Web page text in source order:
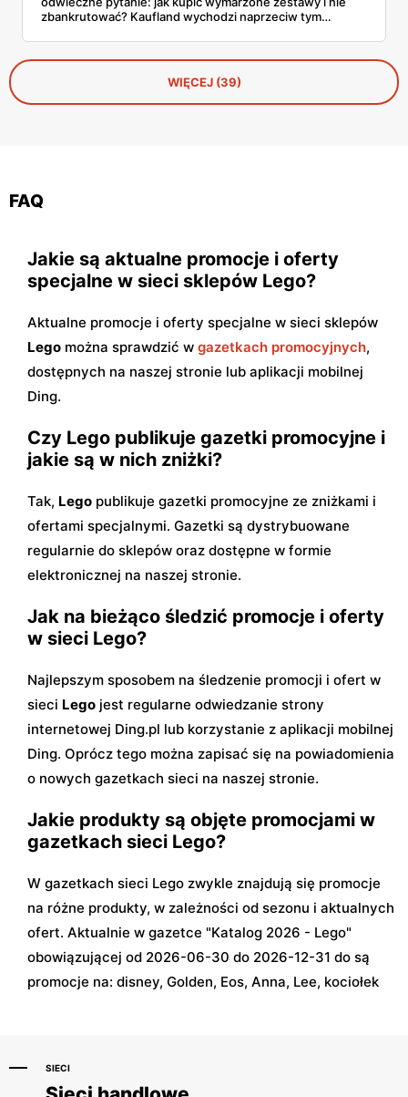
zbankrutować? Kaufland wychodzi naprzeciw tym
była prawdziwa – trzeci produkt dostajesz kompletnie za
darmo!
WIĘCEJ (39)
FAQ
Jakie są aktualne promocje i oferty
specjalne w sieci sklepów Lego?
Aktualne promocje i oferty specjalne w sieci sklepów
Lego można sprawdzić w gazetkach promocyjnych,
dostępnych na naszej stronie lub aplikacji mobilnej
Ding.
Czy Lego publikuje gazetki promocyjne i
jakie są w nich zniżki?
Tak, Lego publikuje gazetki promocyjne ze zniżkami i
ofertami specjalnymi. Gazetki są dystrybuowane
regularnie do sklepów oraz dostępne w formie
elektronicznej na naszej stronie.
Jak na bieżąco śledzić promocje i oferty
w sieci Lego?
Najlepszym sposobem na śledzenie promocji i ofert w
sieci Lego jest regularne odwiedzanie strony
internetowej Ding.pl lub korzystanie z aplikacji mobilnej
Ding. Oprócz tego można zapisać się na powiadomienia
o nowych gazetkach sieci na naszej stronie.
Jakie produkty są objęte promocjami w
gazetkach sieci Lego?
W gazetkach sieci Lego zwykle znajdują się promocje
na różne produkty, w zależności od sezonu i aktualnych
ofert. Aktualnie w gazetce "Katalog 2026 - Lego"
obowiązującej od 2026-06-30 do 2026-12-31 do są
promocje na: disney, Golden, Eos, Anna, Lee, kociołek
SIECI